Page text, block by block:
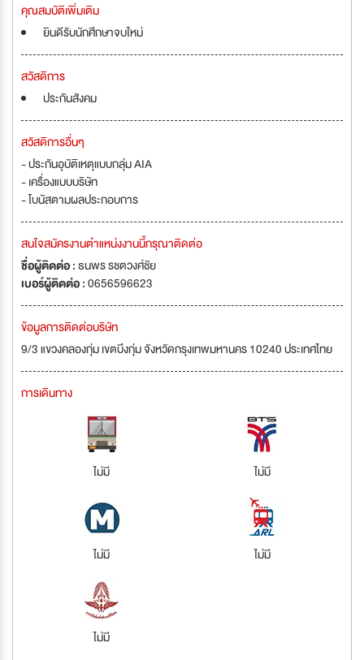
คุณสมบัติเพิ่มเติม
ยินดีรับนักศึกษาจบใหม่
สวัสดิการ
ประกันสังคม
สวัสดิการอื่นๆ
- ประกันอุบัติเหตุแบบกลุ่ม AIA
- เครื่องแบบบริษัท
- โบนัสตามผลประกอบการ
สนใจสมัครงานตำแหน่งงานนี้กรุณาติดต่อ
ชื่อผู้ติดต่อ :ธนพร รชตวงศ์ชัย
เบอร์ผู้ติดต่อ :0656596623
ข้อมูลการติดต่อบริษัท
9/3 แขวงคลองกุ่ม เขตบึงกุ่ม จังหวัดกรุงเทพมหานคร 10240 ประเทศไทย
การเดินทาง
ไม่มี ไม่มี
ไม่มี ไม่มี
ไม่มี